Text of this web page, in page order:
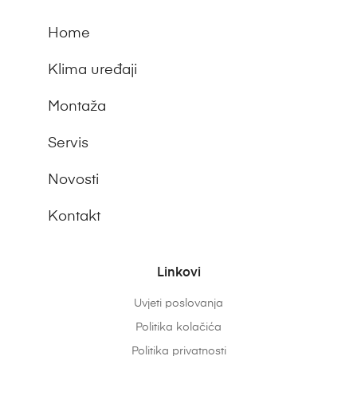
Home
Klima uređaji
Montaža
Servis
Novosti
Kontakt
Linkovi
Uvjeti poslovanja
Politika kolačića
Politika privatnosti